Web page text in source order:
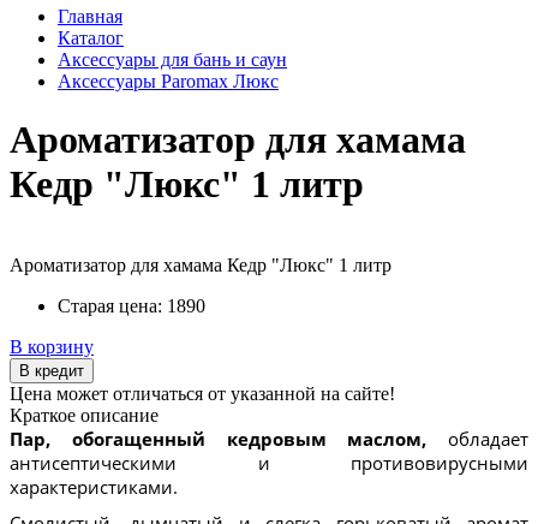
Главная
Каталог
Аксессуары для бань и саун
Аксессуары Paromax Люкс
Ароматизатор для хамама
Кедр "Люкс" 1 литр
Ароматизатор для хамама Кедр "Люкс" 1 литр
Старая цена: 1890
В корзину
В кредит
Цена может отличаться от указанной на сайте!
Краткое описание
Пар, обогащенный кедровым маслом, обладает
антисептическими и противовирусными
характеристиками.